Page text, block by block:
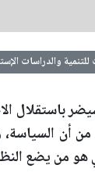
للتنمية والدراسات
أن السياسة،
من يضع